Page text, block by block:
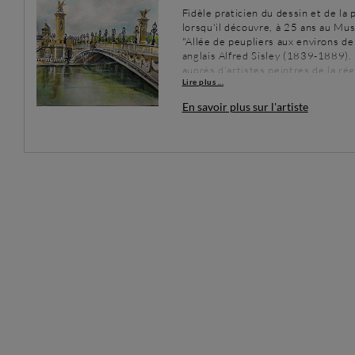
Fidèle praticien du dessin et de la
lorsqu'il découvre, à 25 ans au
"Allée de peupliers aux environs
anglais Alfred Sisley (1839-
auprès d'artistes peintres de la
particuliers avec un professeur
village des Hautes-Pyrénées, à
retraite, peint quasiment tous les
Lire plus ...
En savoir plus sur l'artiste